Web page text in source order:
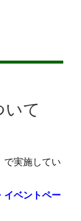
いて
で実施してい
イベントペー